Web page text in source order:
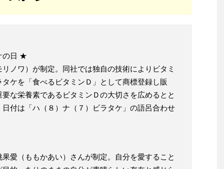
の日 ★
ノワ）が制定。同社では独自の技術によりビタミ
ケを「食べるビタミンＤ」として商標登録し販
な栄養素であるビタミンＤの大切さを広めるとと
付は「ハ（８）ナ（７）ビラタケ」の語呂合わせ
愛（ももかあい）さんが制定。自分を愛すること